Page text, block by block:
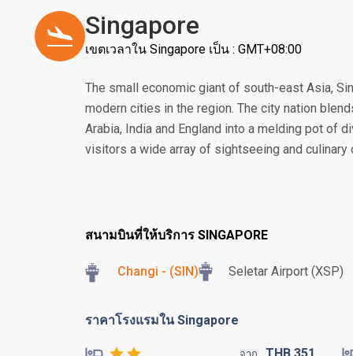
Singapore
เขตเวลาใน Singapore เป็น : GMT+08:00
The small economic giant of south-east Asia,
modern cities in the region. The city nation
Arabia, India and England into a melding pot of
visitors a wide array of sightseeing and
สนามบินที่ให้บริการ SINGAPORE
Changi - (SIN) Seletar Airport (XSP)
ราคาโรงแรมใน Singapore
จาก THB 351